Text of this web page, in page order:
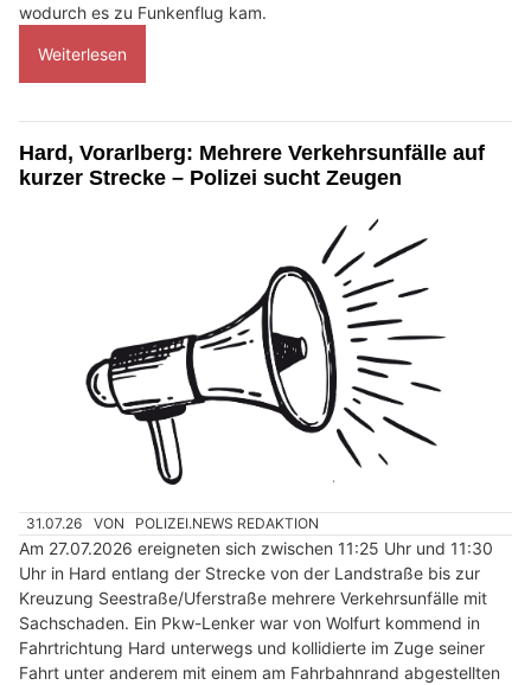
wodurch es zu Funkenflug kam.
Weiterlesen
Hard, Vorarlberg: Mehrere Verkehrsunfälle auf
kurzer Strecke – Polizei sucht Zeugen
31.07.26 VON POLIZEI.NEWS REDAKTION
Am 27.07.2026 ereigneten sich zwischen 11:25 Uhr und 11:30
Uhr in Hard entlang der Strecke von der Landstraße bis zur
Kreuzung Seestraße/Uferstraße mehrere Verkehrsunfälle mit
Sachschaden. Ein Pkw-Lenker war von Wolfurt kommend in
Fahrtrichtung Hard unterwegs und kollidierte im Zuge seiner
Fahrt unter anderem mit einem am Fahrbahnrand abgestellten